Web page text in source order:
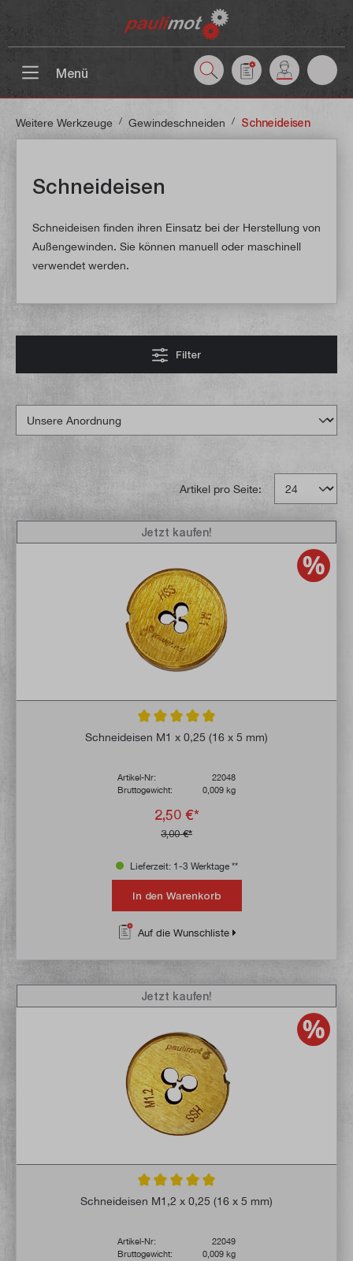
Menü
Weitere Werkzeuge / Gewindeschneiden / Schneideisen
Schneideisen
Schneideisen finden ihren Einsatz bei der Herstellung von
Außengewinden. Sie können manuell oder maschinell
verwendet werden.
Filter
Artikel pro Seite:
Durchschnittliche Bewertung von 5 von 5
Schneideisen M1 x 0,25 (16 x 5 mm)
Artikel-Nr:
22048
Bruttogewicht:
0,009 kg
2,50 €*
3,00 €*
Jetzt kaufen!
Lieferzeit: 1-3 Werktage **
In den Warenkorb
Auf die Wunschliste
Durchschnittliche Bewertung von 5 von 5
Schneideisen M1,2 x 0,25 (16 x 5 mm)
Artikel-Nr:
22049
Bruttogewicht:
0,009 kg
Jetzt kaufen!